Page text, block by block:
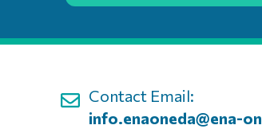
Contact Email:
info.enaoneda@ena-